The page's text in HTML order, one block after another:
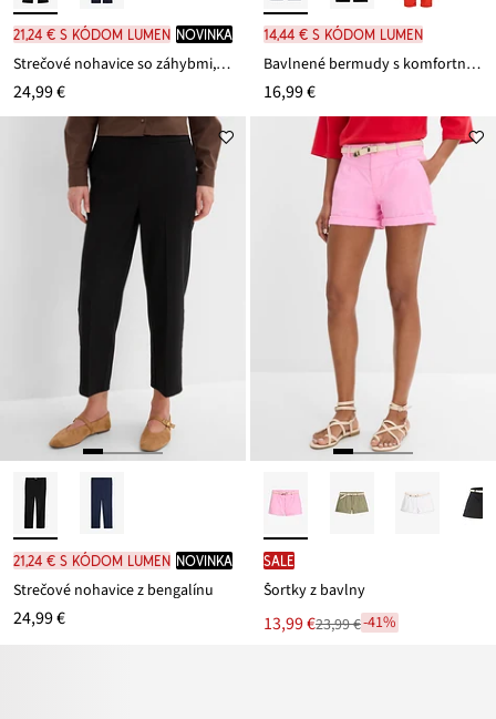
21,24 € s kódom LUMEN novinka
Strečové nohavice so záhybmi, z bengalínu
24,99 €
14,44 € s kódom LUMEN
Bavlnené bermudy s komfortným pásom z bavlneného mixu
16,99 €
21,24 € s kódom LUMEN novinka
Strečové nohavice z bengalínu
24,99 €
SALE
Šortky z bavlny
Nová
cena
13,99 €
Zľava 23,99 €-41%